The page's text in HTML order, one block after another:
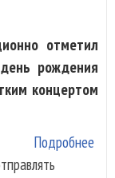
отметил
рождения
концертом
Подробнее